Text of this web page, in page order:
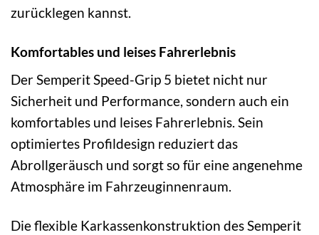
zurücklegen kannst.
Komfortables und leises Fahrerlebnis
Der Semperit Speed-Grip 5 bietet nicht nur
Sicherheit und Performance, sondern auch ein
komfortables und leises Fahrerlebnis. Sein
optimiertes Profildesign reduziert das
Abrollgeräusch und sorgt so für eine angenehme
Atmosphäre im Fahrzeuginnenraum.
Die flexible Karkassenkonstruktion des Semperit